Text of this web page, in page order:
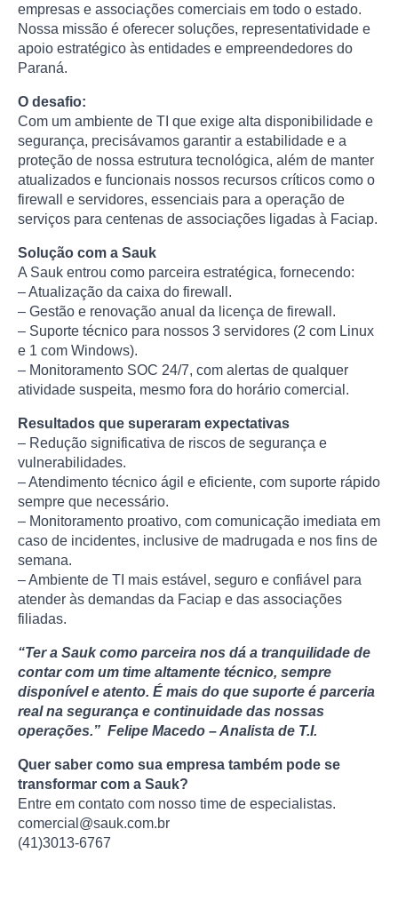
empresas e associações comerciais em todo o estado.
Nossa missão é oferecer soluções, representatividade e
apoio estratégico às entidades e empreendedores do
Paraná.
O desafio:
Com um ambiente de TI que exige alta disponibilidade e
segurança, precisávamos garantir a estabilidade e a
proteção de nossa estrutura tecnológica, além de manter
atualizados e funcionais nossos recursos críticos como o
firewall e servidores, essenciais para a operação de
serviços para centenas de associações ligadas à Faciap.
Solução com a Sauk
A Sauk entrou como parceira estratégica, fornecendo:
– Atualização da caixa do firewall.
– Gestão e renovação anual da licença de firewall.
– Suporte técnico para nossos 3 servidores (2 com Linux
e 1 com Windows).
– Monitoramento SOC 24/7, com alertas de qualquer
atividade suspeita, mesmo fora do horário comercial.
Resultados que superaram expectativas
– Redução significativa de riscos de segurança e
vulnerabilidades.
– Atendimento técnico ágil e eficiente, com suporte rápido
sempre que necessário.
– Monitoramento proativo, com comunicação imediata em
caso de incidentes, inclusive de madrugada e nos fins de
semana.
– Ambiente de TI mais estável, seguro e confiável para
atender às demandas da Faciap e das associações
filiadas.
“Ter a Sauk como parceira nos dá a tranquilidade de
contar com um time altamente técnico, sempre
disponível e atento. É mais do que suporte é parceria
real na segurança e continuidade das nossas
operações.” Felipe Macedo – Analista de T.I.
Quer saber como sua empresa também pode se
transformar com a Sauk?
Entre em contato com nosso time de especialistas.
comercial@sauk.com.br
(41)3013-6767